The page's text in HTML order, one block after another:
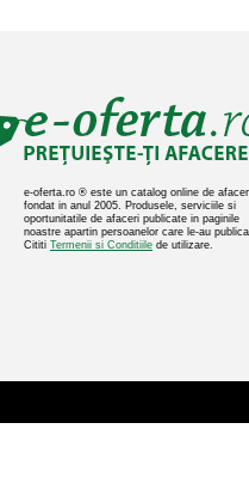
e-oferta.ro ® este un catalog online de
fondat in anul 2005. Produsele, serviciile si
oportunitatile de afaceri publicate in paginile
noastre apartin persoanelor care le-au
Cititi Termenii si Conditiile de utilizare.